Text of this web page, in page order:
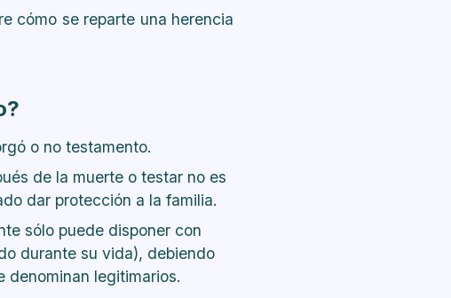
cómo se reparte una herencia
o no testamento.
de la muerte o testar no es
dar protección a la familia.
sólo puede disponer con
durante su vida), debiendo
denominan legitimarios.